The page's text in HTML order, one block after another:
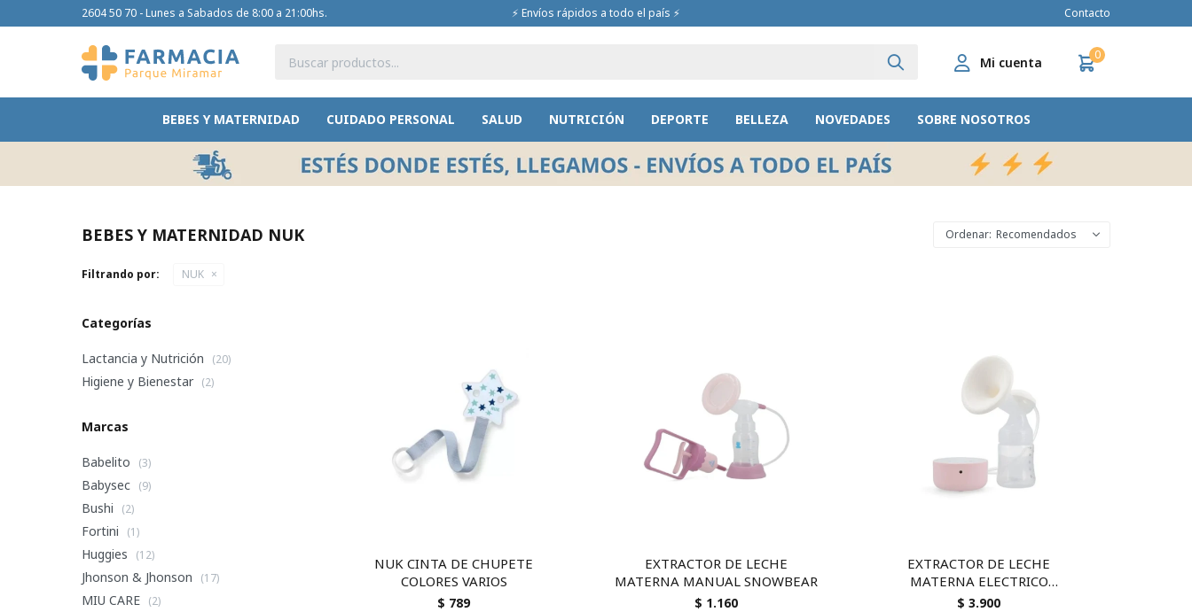
BEBES Y MATERNIDAD CUIDADO PERSONAL SALUD NUTRICIÓN DEPORTE BELLEZA NOVEDADES SOBRE NOSOTROS
0
2604 50 70 - Lunes a Sabados de 8:00 a 21:00hs. ⚡ Envíos rápidos a todo el país ⚡ Contacto
BEBES Y MATERNIDAD NUK Recomendados
Filtrando por: NUK
NUK CINTA DE CHUPETE
COLORES VARIOS
$ 789
EXTRACTOR DE LECHE
MATERNA MANUAL SNOWBEAR
$ 1.160
EXTRACTOR DE LECHE
MATERNA ELECTRICO
SNOWBEAR
$ 3.900
Categorías
Lactancia y Nutrición (20)
Higiene y Bienestar (2)
Marcas
Babelito (3)
Babysec (9)
Bushi (2)
Fortini (1)
Huggies (12)
Jhonson & Jhonson (17)
MIU CARE (2)